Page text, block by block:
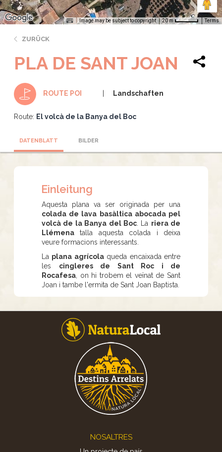
Image may be subject to copyright 20 m Terms
ZURÜCK
PLA DE SANT JOAN
ROUTE POI Landschaften
Route: El volcà de la Banya del Boc
DATENBLATT BILDER
Einleitung
Aquesta plana va ser originada per una
colada de lava basàltica abocada pel
volcà de la Banya del Boc. La riera de
Llémena talla aquesta colada i deixa
veure formacions interessants.
La plana agrícolaqueda encaixada entre
les cingleres de Sant Roc i de
Rocafesa , on hi trobem el veïnat de Sant
Joan i tambe l'ermita de Sant Joan Baptista.
NOSALTRES